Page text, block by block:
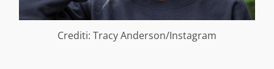
Crediti: Tracy Anderson/Instagram